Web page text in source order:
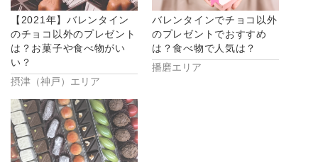
ド
ウ
で
開
き
ま
さ
い
(新
し
い
ウ
ド
ウ
で
開
き
ま
す)
【2021年】バレンタイン
のチョコ以外のプレゼント
は？お菓子や食べ物がい
い？
摂津（神戸）エリア
バレンタインでチョコ以外
のプレゼントでおすすめ
は？食べ物で人気は？
播磨エリア